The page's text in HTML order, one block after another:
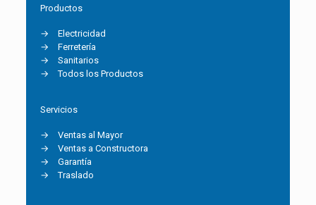
Productos
→
Electricidad
→
Ferretería
→
Sanitarios
→
Todos los Productos
Servicios
→
Ventas al Mayor
→
Ventas a Constructora
→
Garantía
→
Traslado